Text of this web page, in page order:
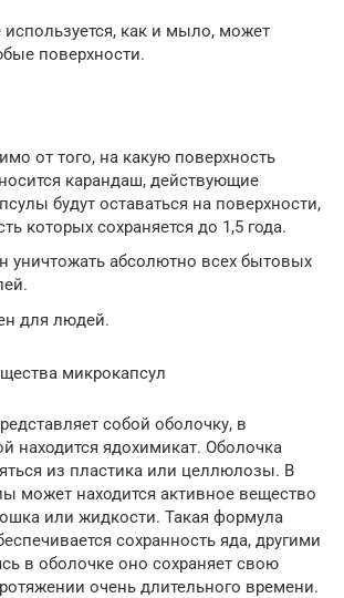
как и мыло, может
поверхности.
от того, на какую поверхность
карандаш, действующие
будут оставаться на поверхности,
которых сохраняется до 1,5 года.
уничтожать абсолютно всех бытовых
для людей.
микрокапсул
собой оболочку, в
находится ядохимикат. Оболочка
из пластика или целлюлозы. В
может находится активное вещество
или жидкости. Такая формула
сохранность яда, другими
в оболочке оно сохраняет свою
очень длительного времени.